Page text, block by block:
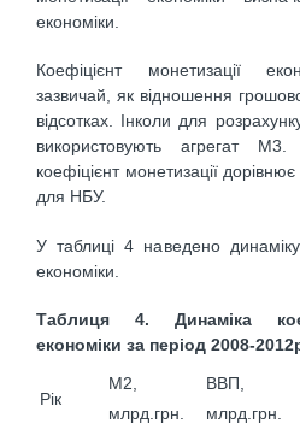
економіки.
Коефіцієнт монетизації
зазвичай, як відношення
відсотках. Інколи для
використовують агрегат
коефіцієнт монетизації
для НБУ.
У таблиці 4 наведено динаміку
економіки.
Таблиця 4. Динаміка
економіки за період 2008-
Рік
М2,
млрд.грн.
ВВП,
млрд.грн.